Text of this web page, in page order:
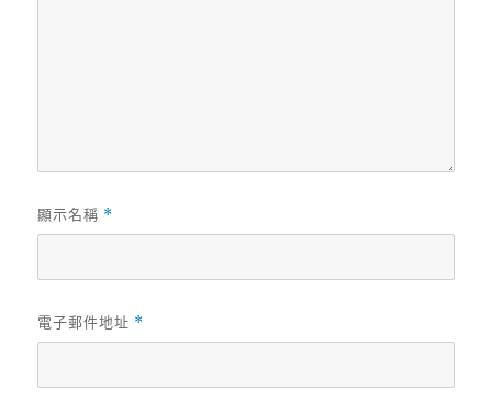
顯示名稱 *
電子郵件地址 *